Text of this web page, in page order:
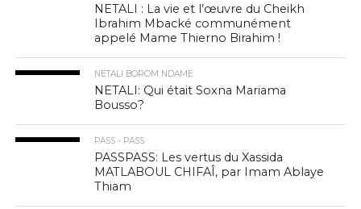
NETALI : La vie et l’œuvre du Cheikh
Ibrahim Mbacké communément
appelé Mame Thierno Birahim !
NETALI BOROM NDAME
NETALI: Qui était Soxna Mariama
Bousso?
PASS - PASS
PASSPASS: Les vertus du Xassida
MATLABOUL CHIFAÎ, par Imam Ablaye
Thiam